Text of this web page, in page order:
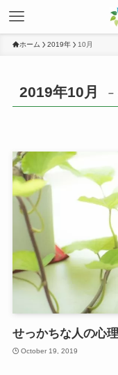
ホーム 2019年 10月
2019年10月 –
せっかちな人の心
October 19, 2019